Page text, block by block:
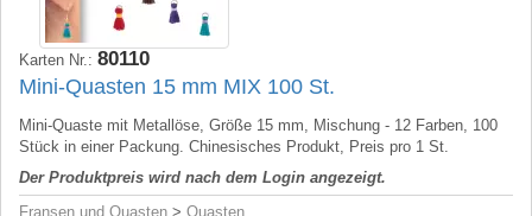
Karten Nr.: 80110
Mini-Quasten 15 mm MIX 100 St.
Mini-Quaste mit Metallöse, Größe 15 mm, Mischung - 12 Farben, 100
Stück in einer Packung. Chinesisches Produkt, Preis pro 1 St.
Der Produktpreis wird nach dem Login angezeigt.
Fransen und Quasten > Quasten